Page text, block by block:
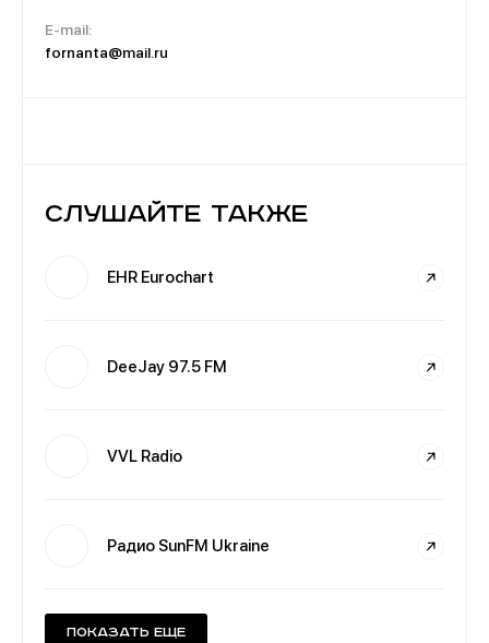
E-mail:
fornanta@mail.ru
Слушайте также
EHR Eurochart
DeeJay 97.5 FM
VVL Radio
Радио SunFM Ukraine
Показать еще